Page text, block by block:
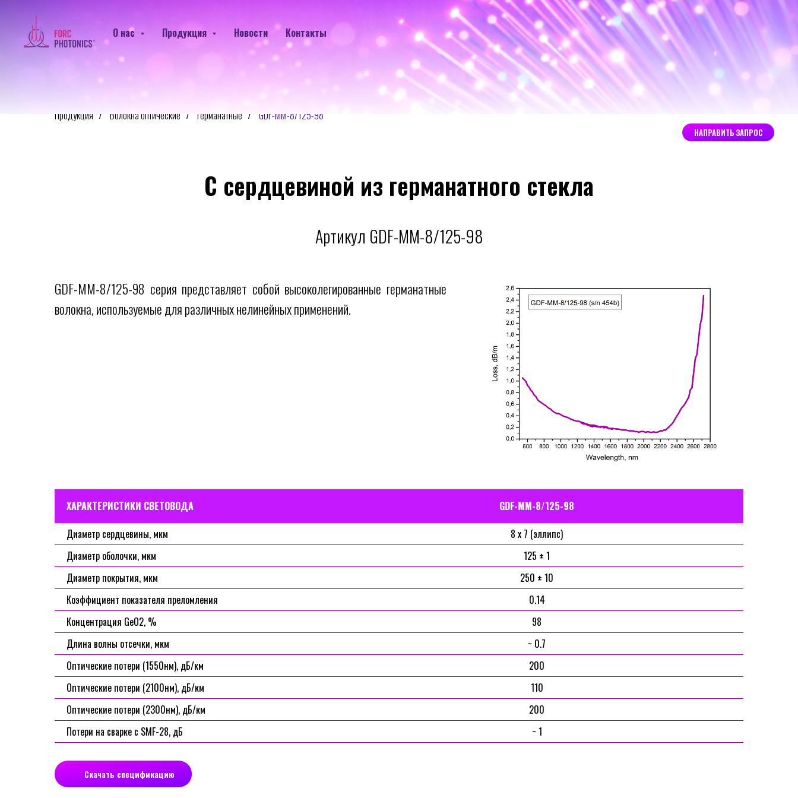
НАПРАВИТЬ ЗАПРОС
О нас Продукция Новости Контакты
Продукция / Волокна оптические / Германатные / GDF-MM-8/125-98
НАПРАВИТЬ ЗАПРОС
C сердцевиной из германатного стекла
Артикул GDF-MM-8/125-98
GDF-MM-8/125-98 серия представляет собой высоколегированные германатные
волокна, используемые для различных нелинейных применений.
ХАРАКТЕРИСТИКИ СВЕТОВОДА
GDF-MM-8/125-98
Диаметр сердцевины, мкм
8 x 7 (эллипс)
Диаметр оболочки, мкм
125 ± 1
Диаметр покрытия, мкм
250 ± 10
Коэффициент показателя преломления
0.14
Концентрация GeO2, %
98
Длина волны отсечки, мкм
~ 0.7
Оптические потери (1550нм), дБ/км
200
Оптические потери (2100нм), дБ/км
110
Оптические потери (2300нм), дБ/км
200
Потери на сварке с SMF-28, дБ
~ 1
Скачать спецификацию